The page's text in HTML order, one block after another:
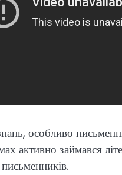
особливо
активно займався